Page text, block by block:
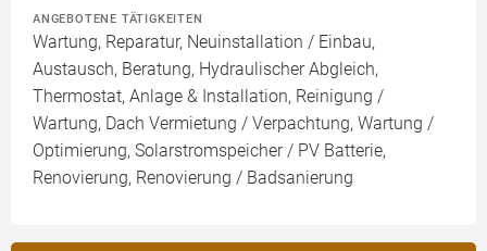
ANGEBOTENE TÄTIGKEITEN
Wartung, Reparatur, Neuinstallation / Einbau,
Austausch, Beratung, Hydraulischer Abgleich,
Thermostat, Anlage & Installation, Reinigung /
Wartung, Dach Vermietung / Verpachtung, Wartung /
Optimierung, Solarstromspeicher / PV Batterie,
Renovierung, Renovierung / Badsanierung